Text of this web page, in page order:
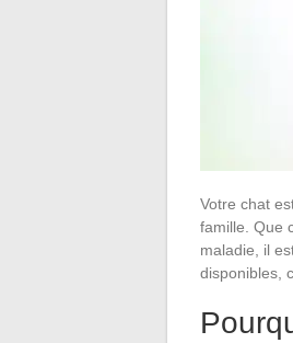
Votre chat
famille. Que
maladie, il
disponibles,